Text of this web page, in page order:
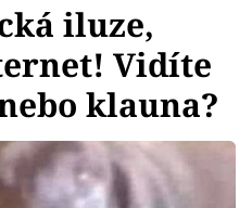
iluze,
Vidíte
klauna?